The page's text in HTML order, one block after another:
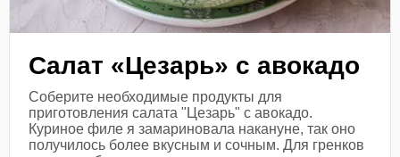
Салат «Цезарь» с авокадо
Соберите необходимые продукты для
приготовления салата "Цезарь" с авокадо.
Куриное филе я замариновала накануне, так оно
получилось более вкусным и сочным. Для гренков